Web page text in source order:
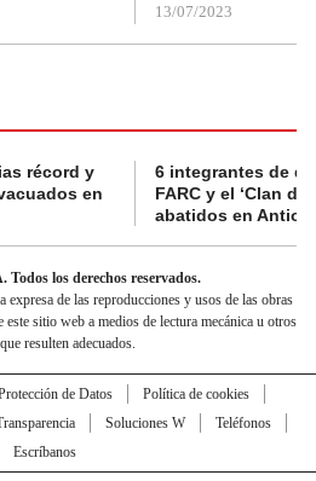
13/07/2023
récord y
en
6 integrantes de
FARC y el ‘Clan
abatidos en
los derechos reservados.
de las reproducciones y usos de las obras
este sitio web a medios de lectura mecánica u otros
resulten adecuados.
de Datos
Política de cookies
Soluciones W
Teléfonos
Escríbanos